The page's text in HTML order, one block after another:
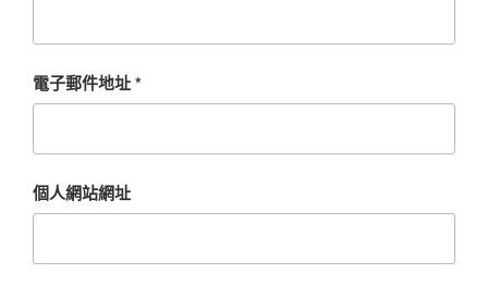
電子郵件地址*
個人網站網址